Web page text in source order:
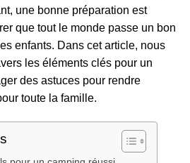
une bonne préparation est
que tout le monde passe un bon
enfants. Dans cet article, nous
les éléments clés pour un
des astuces pour rendre
toute la famille.